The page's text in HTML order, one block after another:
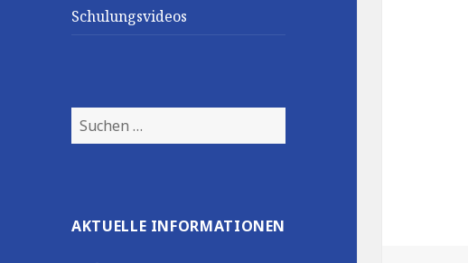
Schulungsvideos
Suchen
nach:
AKTUELLE INFORMATIONEN